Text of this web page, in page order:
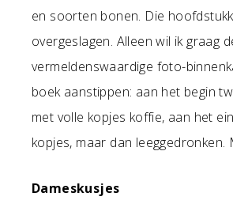
en soorten bonen. Die
overgeslagen. Alleen wil ik graag
vermeldenswaardige foto-
boek aanstippen: aan het begin
met volle kopjes koffie, aan het
kopjes, maar dan leeggedronken.
Dameskusjes